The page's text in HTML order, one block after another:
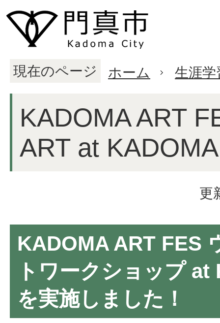
現在のページ ホーム 生涯
KADOMA ART
ART at
更
KADOMA ART FES
トワークショップ
を実施しました！